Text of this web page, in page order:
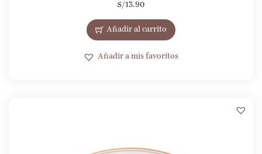
S/13.90
Añadir al carrito
Añadir a mis favoritos